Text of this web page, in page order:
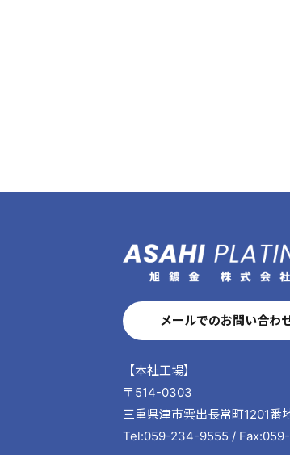
メールでのお問い合わ
【本社工場】
〒514-0303
三重県津市雲出長常町1201番
Tel:059-234-9555 /